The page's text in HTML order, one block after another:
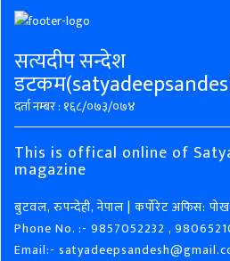
सत्यदीप सन्देश
दर्ता नम्बर : १६८/०७३/०७४
This is offical online of
magazine
बुटवल, रुपन्देही, नेपाल | कर्पोरेट अफिस:
Phone No. :- 9857052232 ,
Email:-